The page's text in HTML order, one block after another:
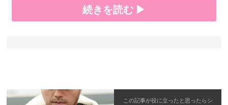
続きを読む ▶
この記事が役に立ったと思ったらシ